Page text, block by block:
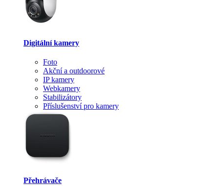
Digitální kamery
Foto
Akční a outdoorové
IP kamery
Webkamery
Stabilizátory
Příslušenství pro kamery
Přehrávače